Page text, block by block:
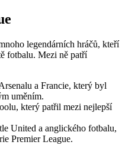
legendárních hráčů, kteří
fotbalu. Mezi ně patří
a Francie, který byl
uměním.
který patřil mezi nejlepší
United a anglického fotbalu,
Premier League.